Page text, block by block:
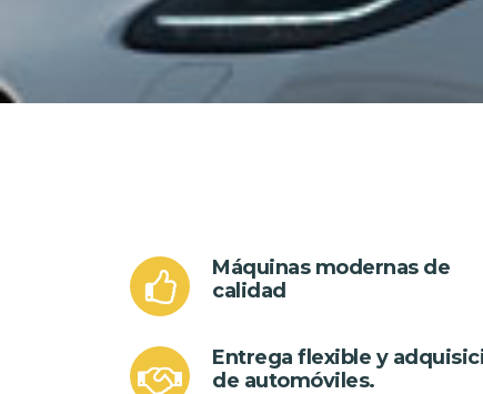
Máquinas modernas de
calidad
Entrega flexible y
de automóviles.